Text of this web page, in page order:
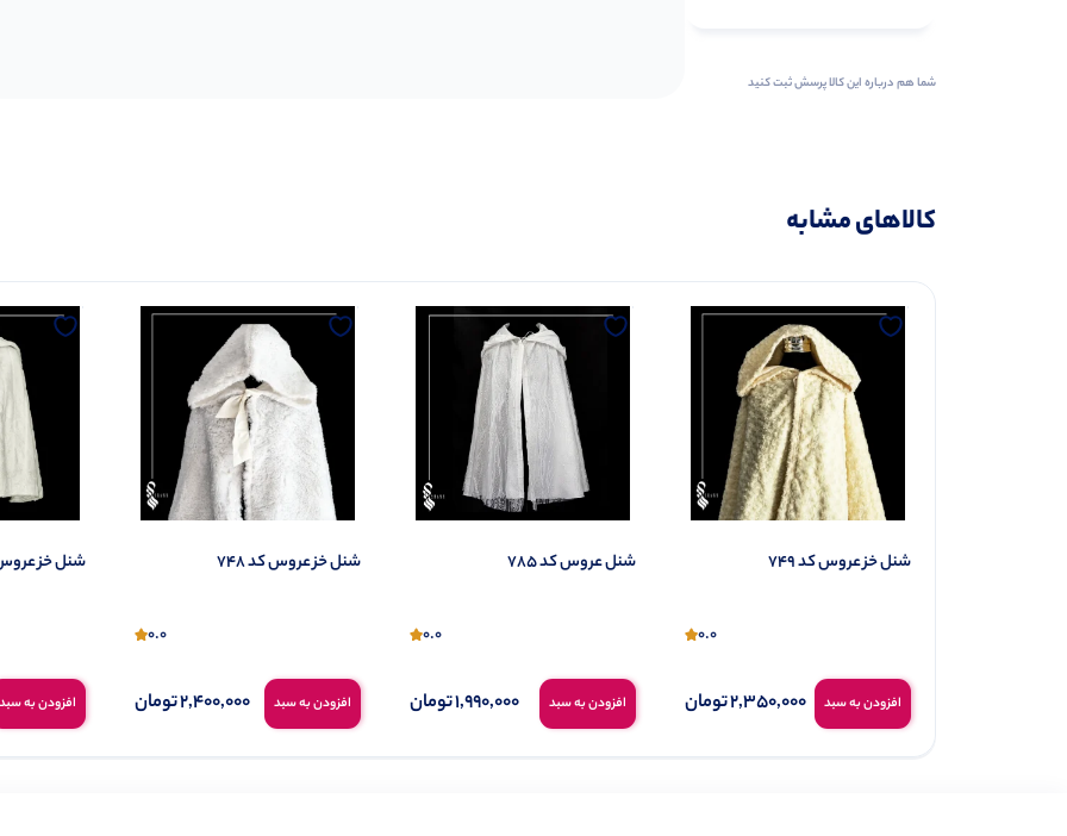
شما هم درباره این کالا پرسش ثبت کنید
کالاهای مشابه
شنل خز عروس کد 749
0.0
افزودن به سبد 2,350,000تومان
شنل عروس کد 785
0.0
افزودن به سبد 1,990,000تومان
شنل خز عروس کد 748
0.0
افزودن به سبد 2,400,000تومان
شنل خز عروس
افزودن به سبد